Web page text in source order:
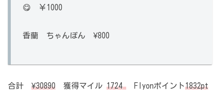
😋 ￥1000
香蘭 ちゃんぽん ¥800
合計 ¥30890 獲得マイル 1724 Flyonポイント1832pt